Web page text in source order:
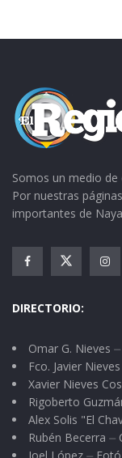
Somos un medio
Por nuestras
importantes de
DIRECTORIO:
Omar G. Nieves
Fco. Javier
Xavier Nieves
Rigoberto
Alex Solis "El
Rubén Becerra ⏤